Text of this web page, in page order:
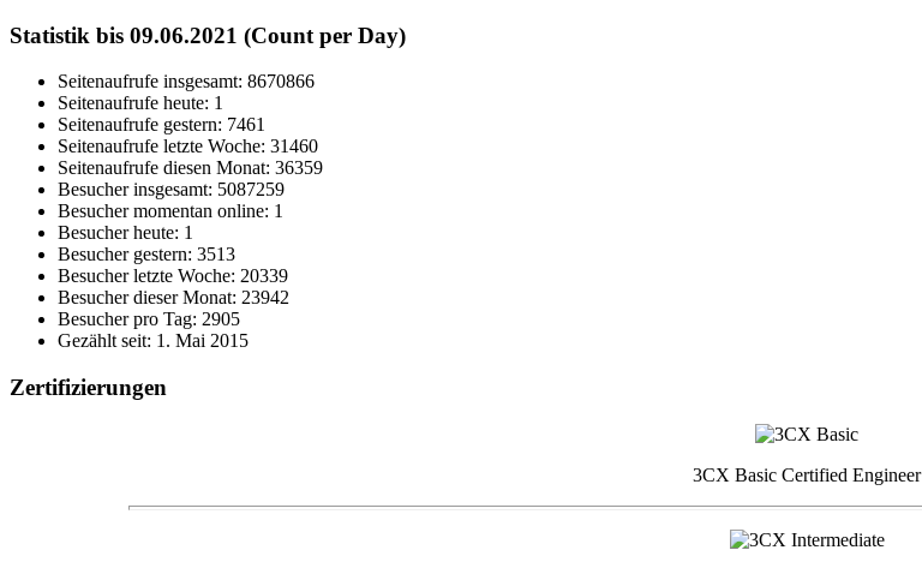
Statistik bis 09.06.2021 (Count per Day)
Seitenaufrufe insgesamt: 8670866
Seitenaufrufe heute: 1
Seitenaufrufe gestern: 7461
Seitenaufrufe letzte Woche: 31460
Seitenaufrufe diesen Monat: 36359
Besucher insgesamt: 5087259
Besucher momentan online: 1
Besucher heute: 1
Besucher gestern: 3513
Besucher letzte Woche: 20339
Besucher dieser Monat: 23942
Besucher pro Tag: 2905
Gezählt seit: 1. Mai 2015
Zertifizierungen
3CX Basic Certified Engineer